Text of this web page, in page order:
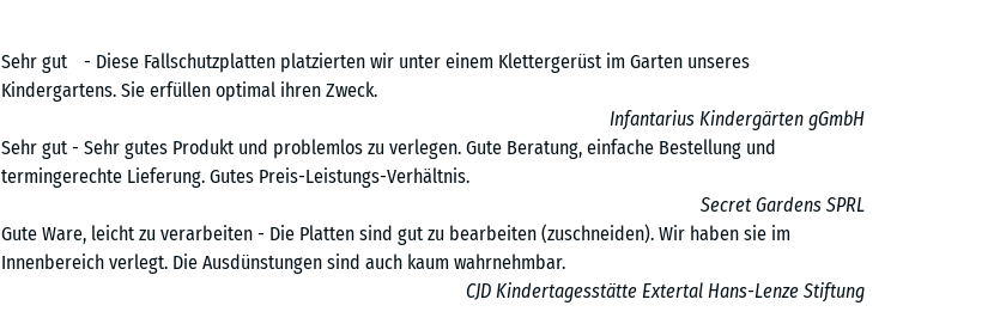
Sehr gut - Diese Fallschutzplatten platzierten wir unter einem Klettergerüst im Garten unseres
Kindergartens. Sie erfüllen optimal ihren Zweck.
Infantarius Kindergärten gGmbH
Sehr gut - Sehr gutes Produkt und problemlos zu verlegen. Gute Beratung, einfache Bestellung und
termingerechte Lieferung. Gutes Preis-Leistungs-Verhältnis.
Secret Gardens SPRL
Gute Ware, leicht zu verarbeiten - Die Platten sind gut zu bearbeiten (zuschneiden). Wir haben sie im
Innenbereich verlegt. Die Ausdünstungen sind auch kaum wahrnehmbar.
CJD Kindertagesstätte Extertal Hans-Lenze Stiftung